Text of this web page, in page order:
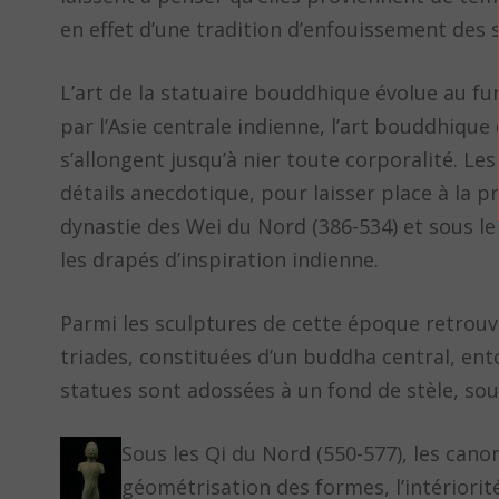
en effet d’une tradition d’enfouissement
L’art de la statuaire bouddhique évolue au
par l’Asie centrale indienne, l’art
s’allongent jusqu’à nier toute corporalité.
détails anecdotique, pour laisser place à la
dynastie des Wei du Nord (386-534) et sous
les drapés d’inspiration indienne.
Parmi les sculptures de cette époque
triades, constituées d’un buddha central,
statues sont adossées à un fond de stèle,
Sous les Qi du Nord (550-577), les
géométrisation des formes,